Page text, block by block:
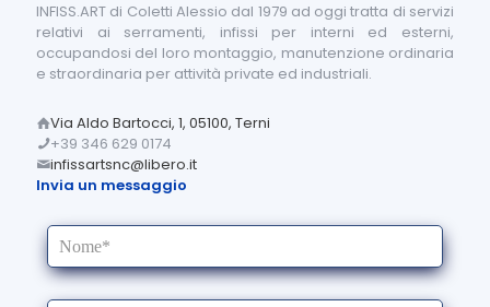
INFISS.ART di Coletti Alessio dal 1979 ad oggi tratta di servizi
relativi ai serramenti, infissi per interni ed esterni,
occupandosi del loro montaggio, manutenzione ordinaria
e straordinaria per attività private ed industriali.
Via Aldo Bartocci, 1, 05100, Terni
+39 346 629 0174
infissartsnc@libero.it
Invia un messaggio